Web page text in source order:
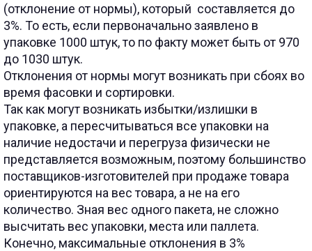
(отклонение от нормы), который составляется до
3%. То есть, если первоначально заявлено в
упаковке 1000 штук, то по факту может быть от 970
до 1030 штук.
Отклонения от нормы могут возникать при сбоях во
время фасовки и сортировки.
Так как могут возникать избытки/излишки в
упаковке, а пересчитываться все упаковки на
наличие недостачи и перегруза физически не
представляется возможным, поэтому большинство
поставщиков-изготовителей при продаже товара
ориентируются на вес товара, а не на его
количество. Зная вес одного пакета, не сложно
высчитать вес упаковки, места или паллета.
Конечно, максимальные отклонения в 3%